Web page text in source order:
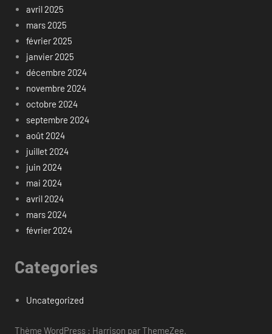
avril 2025
mars 2025
février 2025
janvier 2025
décembre 2024
novembre 2024
octobre 2024
septembre 2024
août 2024
juillet 2024
juin 2024
mai 2024
avril 2024
mars 2024
février 2024
Categories
Uncategorized
Thème WordPress : Harrison par ThemeZee.